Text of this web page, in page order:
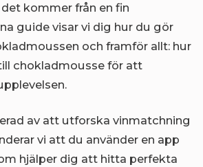
kommer från en fin
guide visar vi dig hur du gör
och framför allt: hur
chokladmousse för att
av att utforska vinmatchning
vi att du använder en app
hjälper dig att hitta perfekta